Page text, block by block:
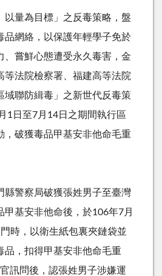
以量為目標」之反毒策略，盤
品網絡，以保護年輕學子免於
、嘗鮮心態遭受永久毒害，金
等法院檢察署、福建高等法院
域聯防緝毒」之新世代反毒策
1日至7月14日之期間執行區
，破獲毒品甲基安非他命毛重
縣警察局破獲張姓男子至臺灣
甲基安非他命後，於106年7月
時，以衛生紙包裏夾鏈袋並
品，扣得甲基安非他命毛重
訊問後，認張姓男子涉嫌運